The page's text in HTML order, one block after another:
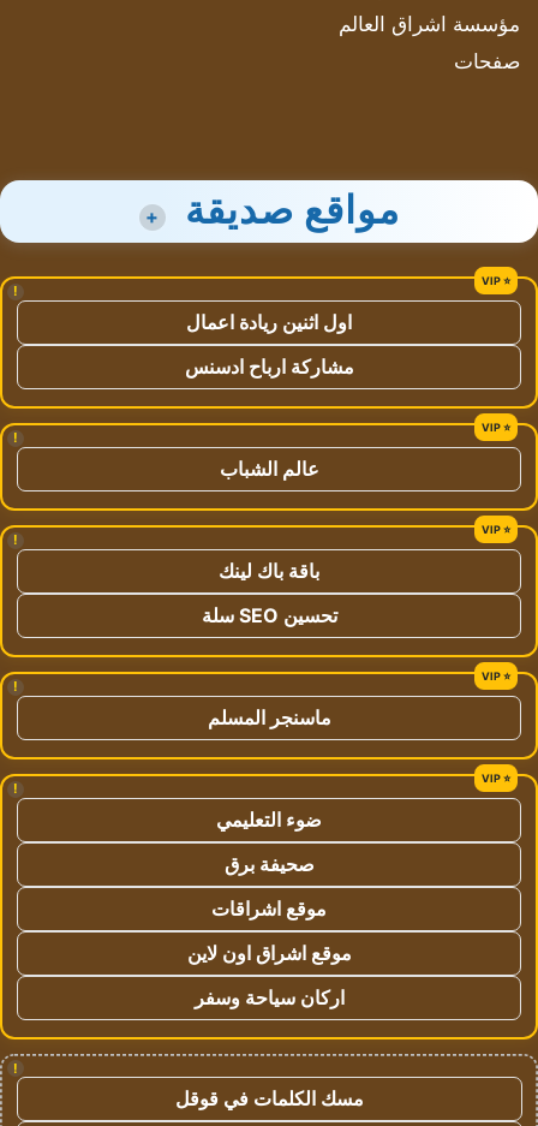
مؤسسة اشراق العالم
صفحات
مواقع صديقة +
!
اول اثنين ريادة اعمال
مشاركة ارباح ادسنس
!
عالم الشباب
!
باقة باك لينك
تحسين SEO سلة
!
ماسنجر المسلم
!
ضوء التعليمي
صحيفة برق
موقع اشراقات
موقع اشراق اون لاين
اركان سياحة وسفر
!
مسك الكلمات في قوقل